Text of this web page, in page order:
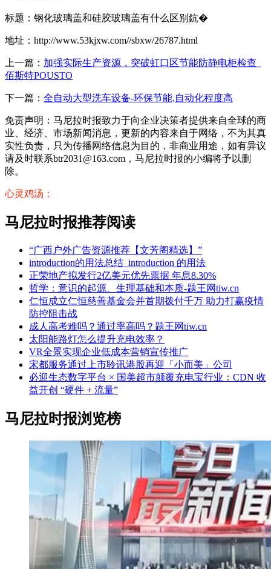
标题：钢化玻璃盖和硅胶玻璃盖有什么区别鈧�
地址：http://www.53kjxw.com//sbxw/26787.html
上一篇： 加强实际生产资源，突破虹口区节能防静电柜检查_
佰斯特POUSTO
下一篇： 全自动大型洗车设备-环保节能,自动化程度高
免责声明：马尼拉时报致力于向企业决策者提供来自全球的商
业、经济、市场新闻消息，更新的内容来自于网络，不为其真
实性负责，只为传播网络信息为目的，非商业用途，如有异议
请及时联系btr2031@163.com，马尼拉时报的小编将予以删
除。
心灵鸡汤：
马尼拉时报推荐阅读
“广西户外广告资源推荐【文芳阁精选】”
introduction的用法总结_introduction 的用法
正荣地产拟发行2亿美元优先票据 年息8.30%
哲学：意识的起源、生理基础和本质-题王网tiw.cn
仁恒成立仁恒慈善基金会并首期拨付千万 助力打赢疫情
防控阻击战
成人高考难吗？通过率高吗？题王网tiw.cn
太阳能路灯怎么提升充电效率？
VR全景实现企业低成本营销宣传推广
宋都服务通过上市聆讯港股再迎「小而美」公司
必迎生态数字平台 × 国美超市颠覆充电宝行业：CDN 收
益开创 “硬件 + 流量”
马尼拉时报浏览榜